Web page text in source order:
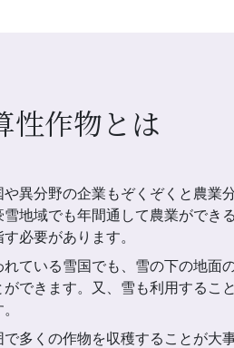
性作物とは
異分野の企業もぞくぞくと農業
地域でも年間通して農業ができ
必要があります。
ている雪国でも、雪の下の地面
できます。又、雪も利用するこ
多くの作物を収穫することが大